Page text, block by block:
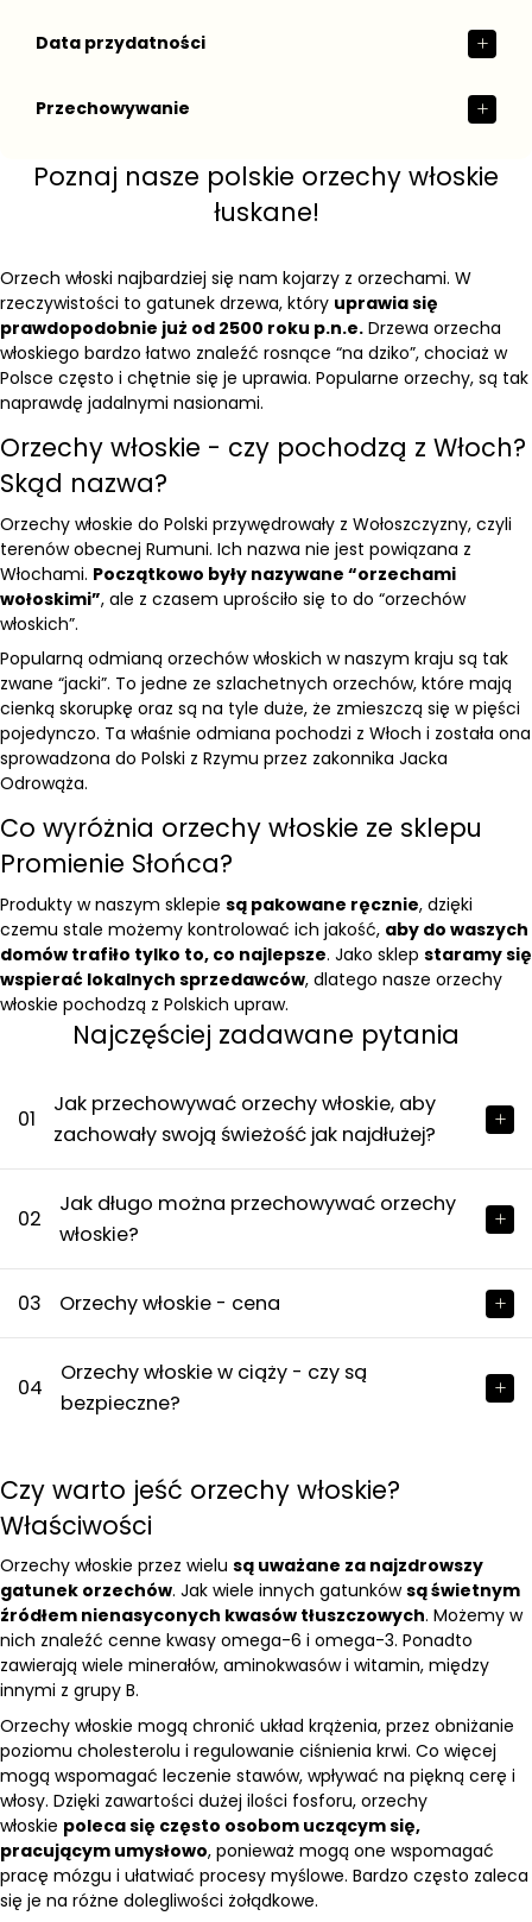
Data przydatności
Przechowywanie
Poznaj nasze polskie orzechy włoskie
łuskane!
Orzech włoski najbardziej się nam kojarzy z orzechami. W
rzeczywistości to gatunek drzewa, który uprawia się
prawdopodobnie już od 2500 roku p.n.e. Drzewa orzecha
włoskiego bardzo łatwo znaleźć rosnące “na dziko”, chociaż w
Polsce często i chętnie się je uprawia. Popularne orzechy, są tak
naprawdę jadalnymi nasionami.
Orzechy włoskie - czy pochodzą z Włoch?
Skąd nazwa?
Orzechy włoskie do Polski przywędrowały z Wołoszczyzny, czyli
terenów obecnej Rumuni. Ich nazwa nie jest powiązana z
Włochami. Początkowo były nazywane “orzechami
wołoskimi”, ale z czasem uprościło się to do “orzechów
włoskich”.
Popularną odmianą orzechów włoskich w naszym kraju są tak
zwane “jacki”. To jedne ze szlachetnych orzechów, które mają
cienką skorupkę oraz są na tyle duże, że zmieszczą się w pięści
pojedynczo. Ta właśnie odmiana pochodzi z Włoch i została ona
sprowadzona do Polski z Rzymu przez zakonnika Jacka
Odrowąża.
Co wyróżnia orzechy włoskie ze sklepu
Promienie Słońca?
Produkty w naszym sklepie są pakowane ręcznie, dzięki
czemu stale możemy kontrolować ich jakość, aby do waszych
domów trafiło tylko to, co najlepsze. Jako sklep staramy się
wspierać lokalnych sprzedawców, dlatego nasze orzechy
włoskie pochodzą z Polskich upraw.
Najczęściej zadawane pytania
01
Jak przechowywać orzechy włoskie, aby
zachowały swoją świeżość jak najdłużej?
02
Jak długo można przechowywać orzechy
włoskie?
03 Orzechy włoskie - cena
04
Orzechy włoskie w ciąży - czy są
bezpieczne?
Czy warto jeść orzechy włoskie?
Właściwości
Orzechy włoskie przez wielu są uważane za najzdrowszy
gatunek orzechów. Jak wiele innych gatunkówsą świetnym
źródłem nienasyconych kwasów tłuszczowych. Możemy w
nich znaleźć cenne kwasy omega-6 i omega-3. Ponadto
zawierają wiele minerałów, aminokwasów i witamin, między
innymi z grupy B.
Orzechy włoskie mogą chronić układ krążenia, przez obniżanie
poziomu cholesterolu i regulowanie ciśnienia krwi. Co więcej
mogą wspomagać leczenie stawów, wpływać na piękną cerę i
włosy. Dzięki zawartości dużej ilości fosforu, orzechy
włoskie poleca się często osobom uczącym się,
pracującym umysłowo, ponieważ mogą one wspomagać
pracę mózgu i ułatwiać procesy myślowe. Bardzo często zaleca
się je na różne dolegliwości żołądkowe.